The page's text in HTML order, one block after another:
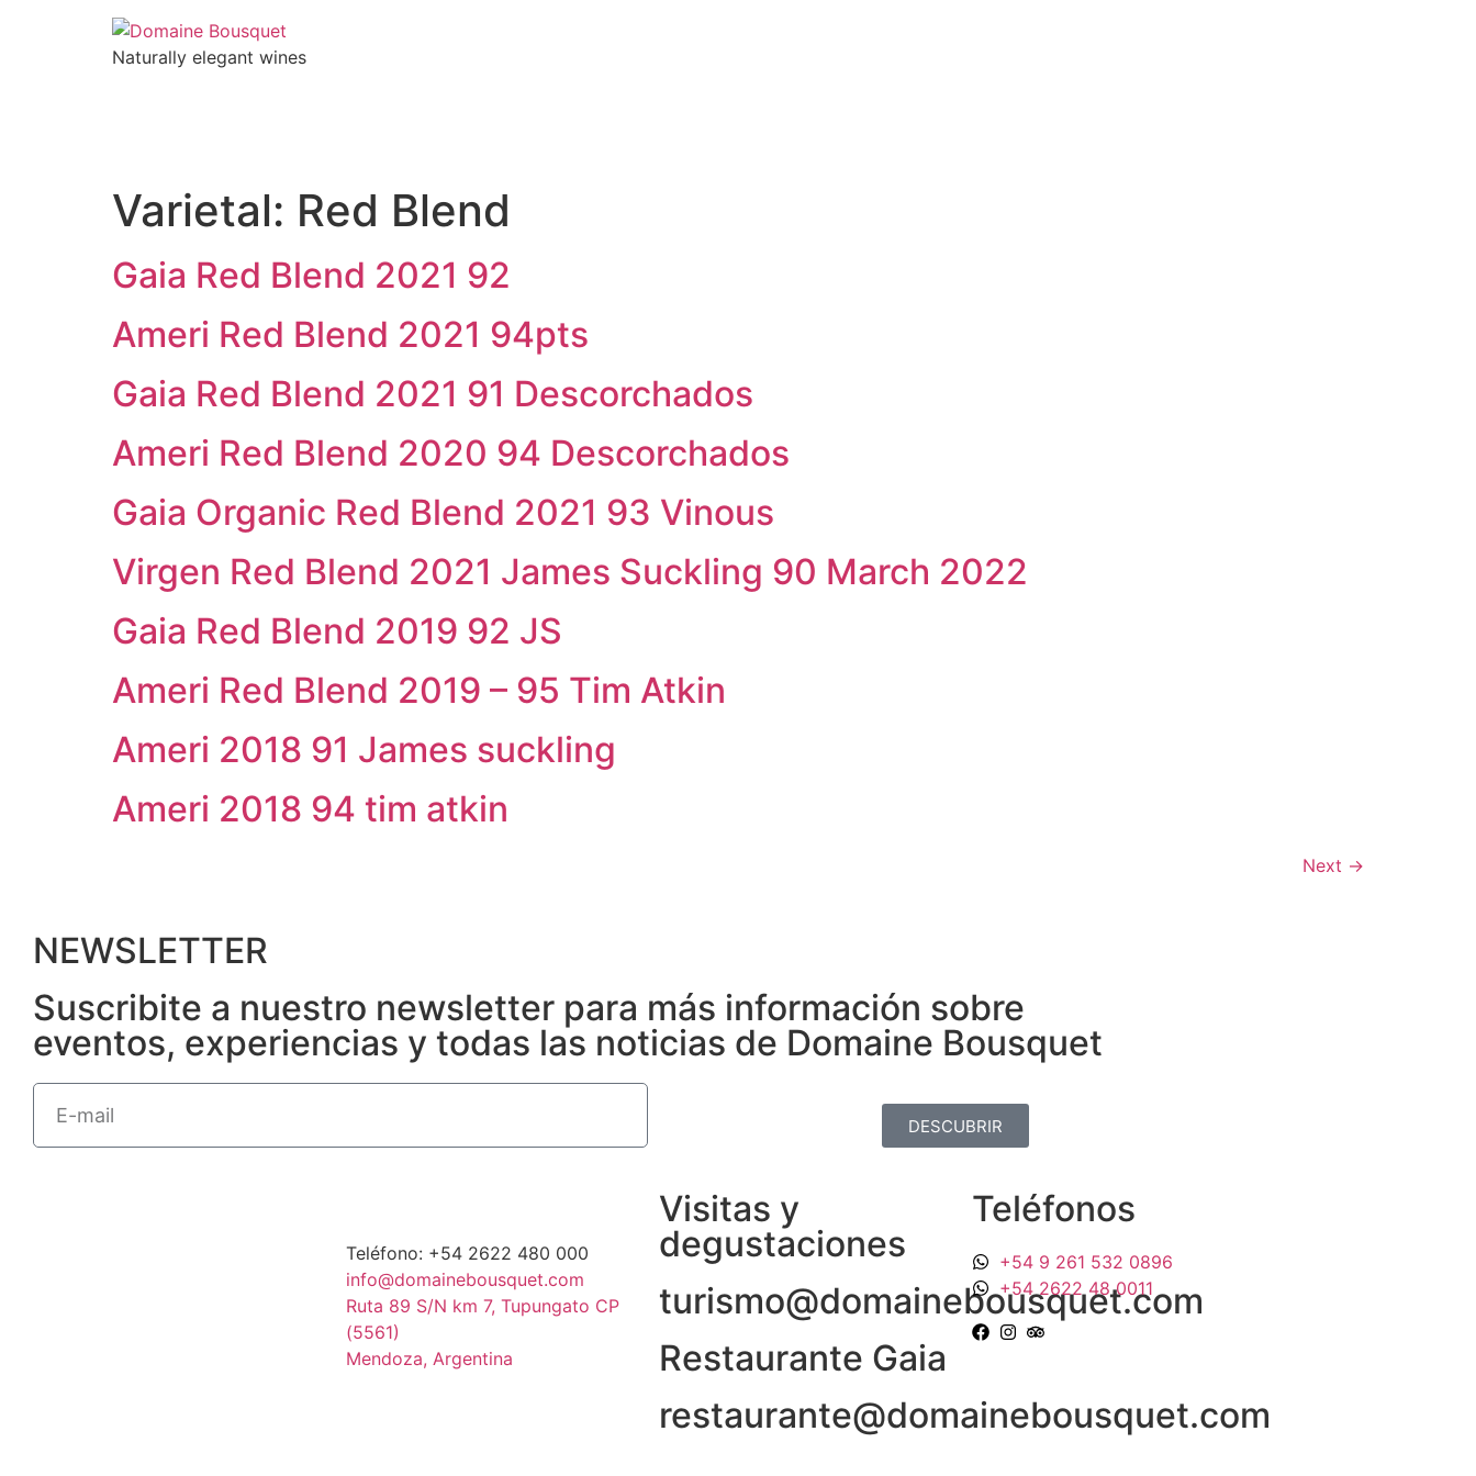
Naturally elegant wines
Varietal: Red Blend
Gaia Red Blend 2021 92
Ameri Red Blend 2021 94pts
Gaia Red Blend 2021 91 Descorchados
Ameri Red Blend 2020 94 Descorchados
Gaia Organic Red Blend 2021 93 Vinous
Virgen Red Blend 2021 James Suckling 90 March 2022
Gaia Red Blend 2019 92 JS
Ameri Red Blend 2019 – 95 Tim Atkin
Ameri 2018 91 James suckling
Ameri 2018 94 tim atkin
Next →
NEWSLETTER
Suscribite a nuestro newsletter para más información sobre
eventos, experiencias y todas las noticias de Domaine Bousquet
DESCUBRIR
Teléfono: +54 2622 480 000
info@domainebousquet.com
Ruta 89 S/N km 7, Tupungato CP
(5561)
Mendoza, Argentina
Visitas y
degustaciones
turismo@domainebousquet.com
Restaurante Gaia
restaurante@domainebousquet.com
Teléfonos
+54 9 261 532 0896
+54 2622 48 0011